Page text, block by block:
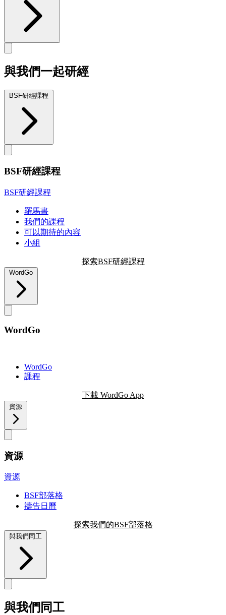
與我們一起研經
BSF研經課程
BSF研經課程
BSF研經課程
羅馬書
我們的課程
可以期待的內容
小組
探索BSF研經課程
WordGo
WordGo
WordGo
課程
下載 WordGo App
資源
資源
資源
BSF部落格
禱告日曆
探索我們的BSF部落格
與我們同工
與我們同工